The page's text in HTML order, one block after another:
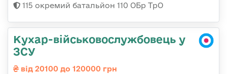
115 окремий батальйон 110 ОБр ТрО
Кухар-військовослужбовець у
ЗСУ
від 20100 до 120000 грн